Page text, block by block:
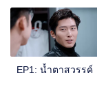
ได้หมดแล้วแอบช่วยเธอ
ยอวี่เจิงก็ได้ขจัดความ
EP1: น้ำตาสวรรค์